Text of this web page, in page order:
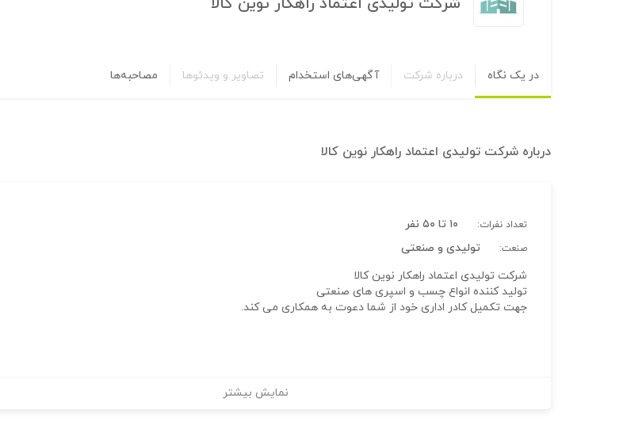
در یک نگاه درباره شرکت آگهی‌های استخدام تصاویر و ویدئوها مصاحبه‌ها
درباره شرکت تولیدی اعتماد راهکار نوین کالا
تعداد نفرات: ۱۰ تا ۵۰ نفر
صنعت:
تولیدی و صنعتی
شرکت تولیدی اعتماد راهکار نوین کالا
تولید کننده انواع چسب و اسپری های صنعتی
جهت تکمیل کادر اداری خود از شما دعوت به همکاری می کند.
نمایش بیشتر